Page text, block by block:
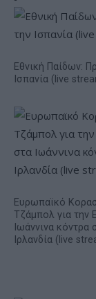
Εθνική Παίδων:
Ισπανία (live
Ευρωπαϊκό
Τζάμπολ για την
Ιωάννινα κόντρα
Ιρλανδία (live